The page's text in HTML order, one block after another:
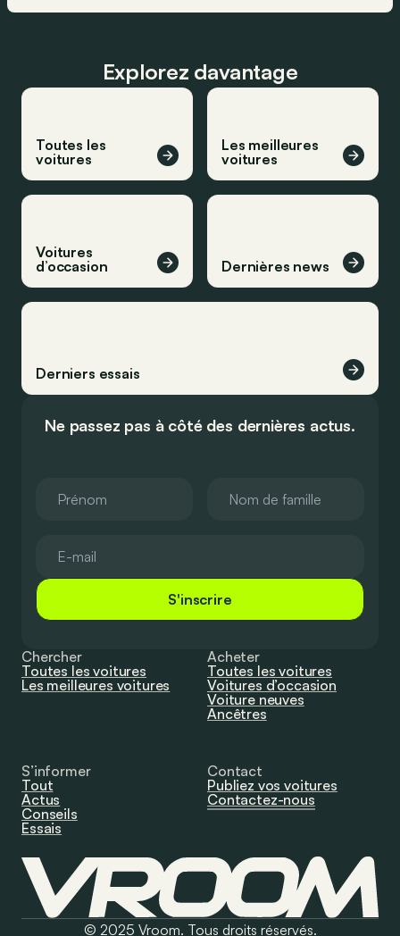
Explorez davantage
Toutes les
voitures
Les meilleures
voitures
Voitures
d’occasion
Dernières news
Derniers essais
Ne passez pas à côté des dernières actus.
S'inscrire
Chercher
Toutes les voitures
Les meilleures voitures
Acheter
Toutes les voitures
Voitures d’occasion
Voiture neuves
Ancêtres
S’informer
Tout
Actus
Conseils
Essais
Contact
Publiez vos voitures
Contactez-nous
© 2025 Vroom. Tous droits réservés.